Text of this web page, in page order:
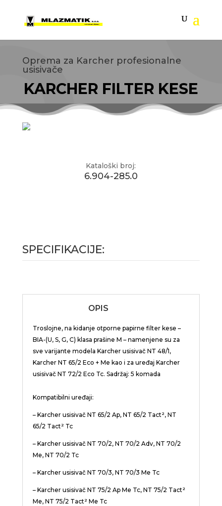
Oprema za Karcher profesionalne
usisivače
KARCHER FILTER KESE
Kataloški broj:
6.904-285.0
SPECIFIKACIJE:
OPIS
Troslojne, na kidanje otporne papirne filter kese –
BIA-(U, S, G, C) klasa prašine M – namenjene su za
sve varijante modela Karcher usisivač NT 48/1,
Karcher NT 65/2 Eco + Me kao i za uređaj Karcher
usisivač NT 72/2 Eco Tc. Sadržaj: 5 komada
Kompatibilni uređaji:
– Karcher usisivač NT 65/2 Ap, NT 65/2 Tact², NT
65/2 Tact² Tc
– Karcher usisivač NT 70/2, NT 70/2 Adv, NT 70/2
Me, NT 70/2 Tc
– Karcher usisivač NT 70/3, NT 70/3 Me Tc
– Karcher usisivač NT 75/2 Ap Me Tc, NT 75/2 Tact²
Me, NT 75/2 Tact² Me Tc